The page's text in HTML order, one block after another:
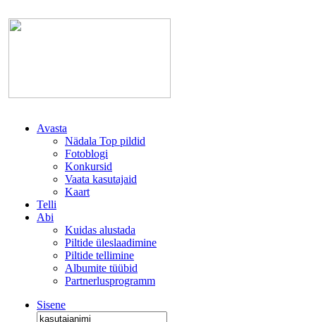
Avasta
Nädala Top pildid
Fotoblogi
Konkursid
Vaata kasutajaid
Kaart
Telli
Abi
Kuidas alustada
Piltide üleslaadimine
Piltide tellimine
Albumite tüübid
Partnerlusprogramm
Sisene